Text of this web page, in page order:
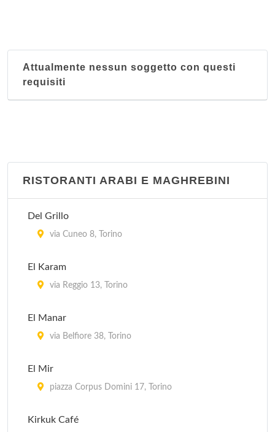
Attualmente nessun soggetto con questi
requisiti
RISTORANTI ARABI E MAGHREBINI
Del Grillo
via Cuneo 8, Torino
El Karam
via Reggio 13, Torino
El Manar
via Belfiore 38, Torino
El Mir
piazza Corpus Domini 17, Torino
Kirkuk Café